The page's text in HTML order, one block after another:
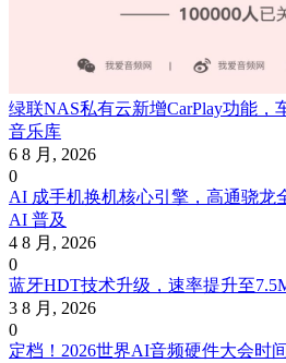
绿联NAS私有云新增CarPlay功能，
音乐库
6 8 月, 2026
0
AI 成手机换机核心引擎，高通骁龙
AI 普及
4 8 月, 2026
0
蓝牙HDT技术升级，速率提升至
3 8 月, 2026
0
定档！2026世界AI音频硬件大会时